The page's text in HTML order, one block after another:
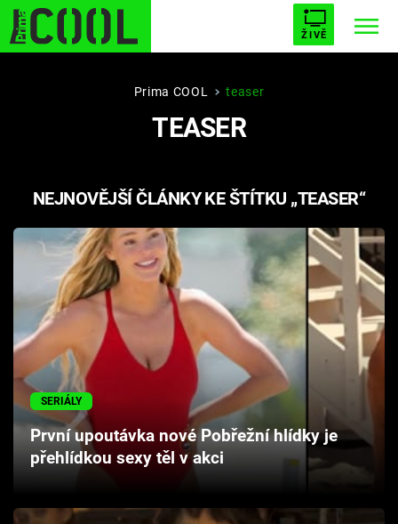
ŽIVĚ
STARHOUSE BUFFY, PŘEMOŽITELKA UPÍRŮ
PLNEJ KOTEL AVENGERS 5
Témata
Filmy
Seriály
Hry
Cool Esport
Pořady
TV Program
Prima COOL teaser
TEASER
NEJNOVĚJŠÍ ČLÁNKY KE ŠTÍTKU „TEASER“
SERIÁLY
První upoutávka nové Pobřežní hlídky je
přehlídkou sexy těl v akci